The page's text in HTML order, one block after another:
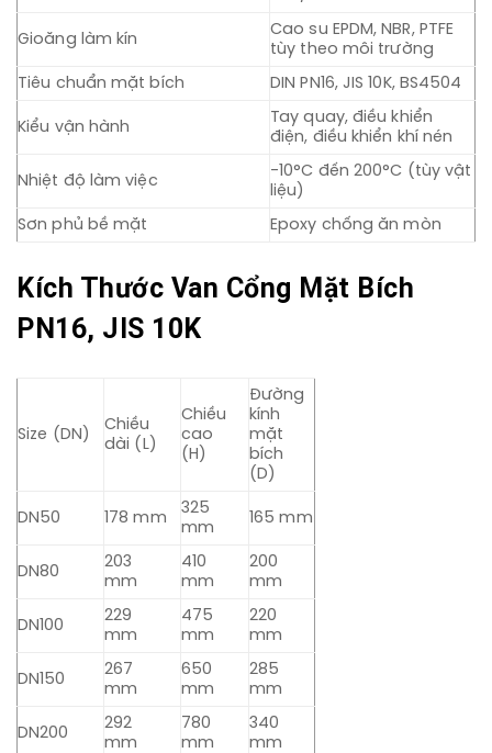
Gioăng làm kín
Cao su EPDM, NBR, PTFE
tùy theo môi trường
Tiêu chuẩn mặt bích
DIN PN16, JIS 10K, BS4504
Kiểu vận hành
Tay quay, điều khiển
điện, điều khiển khí nén
Nhiệt độ làm việc
-10°C đến 200°C (tùy vật
liệu)
Sơn phủ bề mặt
Epoxy chống ăn mòn
Kích Thước Van Cổng Mặt Bích
PN16, JIS 10K
Size (DN)
Chiều
dài (L)
Chiều
cao
(H)
Đường
kính
mặt
bích
(D)
DN50 178 mm
325
mm
165 mm
DN80
203
mm
410
mm
200
mm
DN100
229
mm
475
mm
220
mm
DN150
267
mm
650
mm
285
mm
DN200
292
mm
780
mm
340
mm